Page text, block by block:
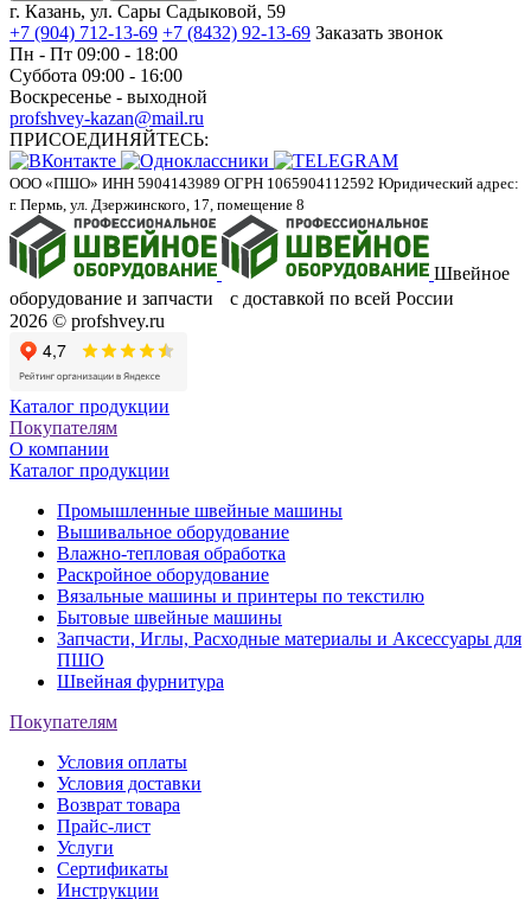
г. Казань, ул. Сары Садыковой, 59
+7 (904) 712-13-69 +7 (8432) 92-13-69 Заказать звонок
Пн - Пт 09:00 - 18:00
Суббота 09:00 - 16:00
Воскресенье - выходной
profshvey-kazan@mail.ru
ПРИСОЕДИНЯЙТЕСЬ:
ООО «ПШО» ИНН 5904143989 ОГРН 1065904112592 Юридический адрес:
г. Пермь, ул. Дзержинского, 17, помещение 8
Швейное
оборудование и запчасти с доставкой по всей России
2026 © profshvey.ru
Каталог продукции
Покупателям
О компании
Каталог продукции
Промышленные швейные машины
Вышивальное оборудование
Влажно-тепловая обработка
Раскройное оборудование
Вязальные машины и принтеры по текстилю
Бытовые швейные машины
Запчасти, Иглы, Расходные материалы и Аксессуары для
ПШО
Швейная фурнитура
Покупателям
Условия оплаты
Условия доставки
Возврат товара
Прайс-лист
Услуги
Сертификаты
Инструкции